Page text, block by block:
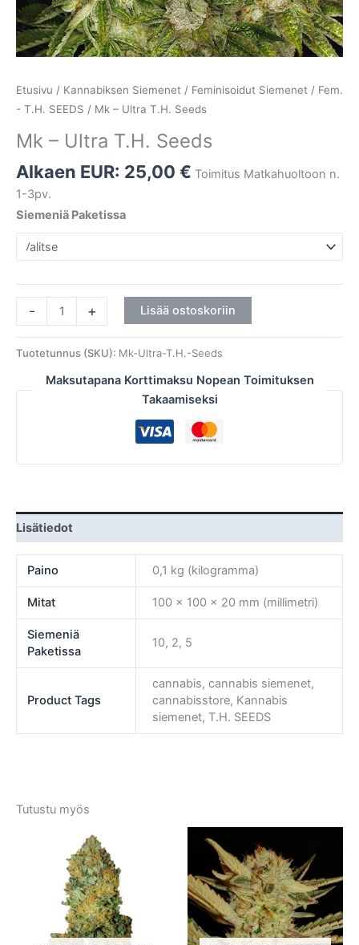
Etusivu / Kannabiksen Siemenet / Feminisoidut Siemenet / Fem.
- T.H. SEEDS / Mk – Ultra T.H. Seeds
Mk – Ultra T.H. Seeds
Alkaen EUR: 25,00 € Toimitus Matkahuoltoon n.
1-3pv.
Siemeniä Paketissa
- + Lisää ostoskoriin
Tuotetunnus (SKU): Mk-Ultra-T.H.-Seeds
Maksutapana Korttimaksu Nopean Toimituksen
Takaamiseksi
Lisätiedot
Paino 0,1 kg (kilogramma)
Mitat 100 × 100 × 20 mm (millimetri)
Siemeniä
Paketissa
10, 2, 5
Product Tags
cannabis, cannabis siemenet,
cannabisstore, Kannabis
siemenet, T.H. SEEDS
Tutustu myös
useampi
muunnelma.
on
Voit